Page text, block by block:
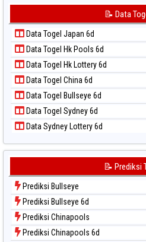
📝 Pola Dasar Taiwan
Data Togel Kuda Lari
Data Togel Magnum Cambodia
Data Togel Nagoya
Data Togel North Carolina Day
Data Togel Pcso
Data Togel Sao Paulo
Data Togel Singapore
Data Togel Sydney
Data Togel Sydney Lottery
Data Togel Sydney Lottery 6d
Data Togel Sydney Lotto
Data Togel Sydney Pools 6d
Data Togel Taipei
Data Togel Taiwan
📝 Data
Data Togel Japan 6d
Data Togel Hk Pools 6d
Data Togel Hk Lottery 6d
Data Togel China 6d
Data Togel Bullseye 6d
Data Togel Sydney 6d
Data Sydney Lottery 6d
📝 Prediksi
Prediksi Bullseye
Prediksi Bullseye 6d
Prediksi Chinapools
Prediksi Chinapools 6d